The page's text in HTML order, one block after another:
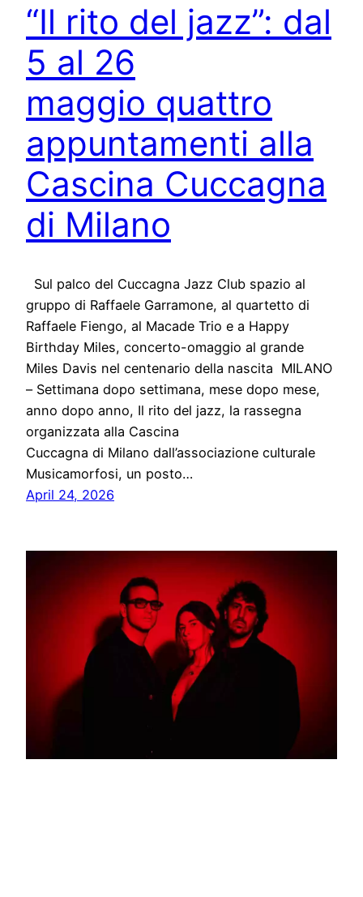
“Il rito del jazz”: dal
5 al 26
maggio quattro
appuntamenti alla
Cascina Cuccagna
di Milano
Sul palco del Cuccagna Jazz Club spazio al
gruppo di Raffaele Garramone, al quartetto di
Raffaele Fiengo, al Macade Trio e a Happy
Birthday Miles, concerto-omaggio al grande
Miles Davis nel centenario della nascita MILANO
– Settimana dopo settimana, mese dopo mese,
anno dopo anno, Il rito del jazz, la rassegna
organizzata alla Cascina
Cuccagna di Milano dall’associazione culturale
Musicamorfosi, un posto…
April 24, 2026